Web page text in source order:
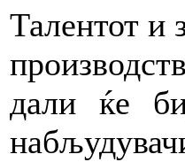
Талентот и
дали ќе